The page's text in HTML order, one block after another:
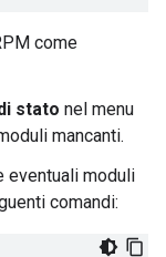
come
stato nel menu
mancanti.
eventuali moduli
comandi: